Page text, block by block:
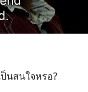
นสนใจหรอ?